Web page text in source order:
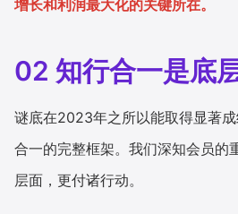
增长和利润最大化的关键所在。
02 知行合一是底
谜底在2023年之所以能取得显著
合一的完整框架。我们深知会员的
层面，更付诸行动。